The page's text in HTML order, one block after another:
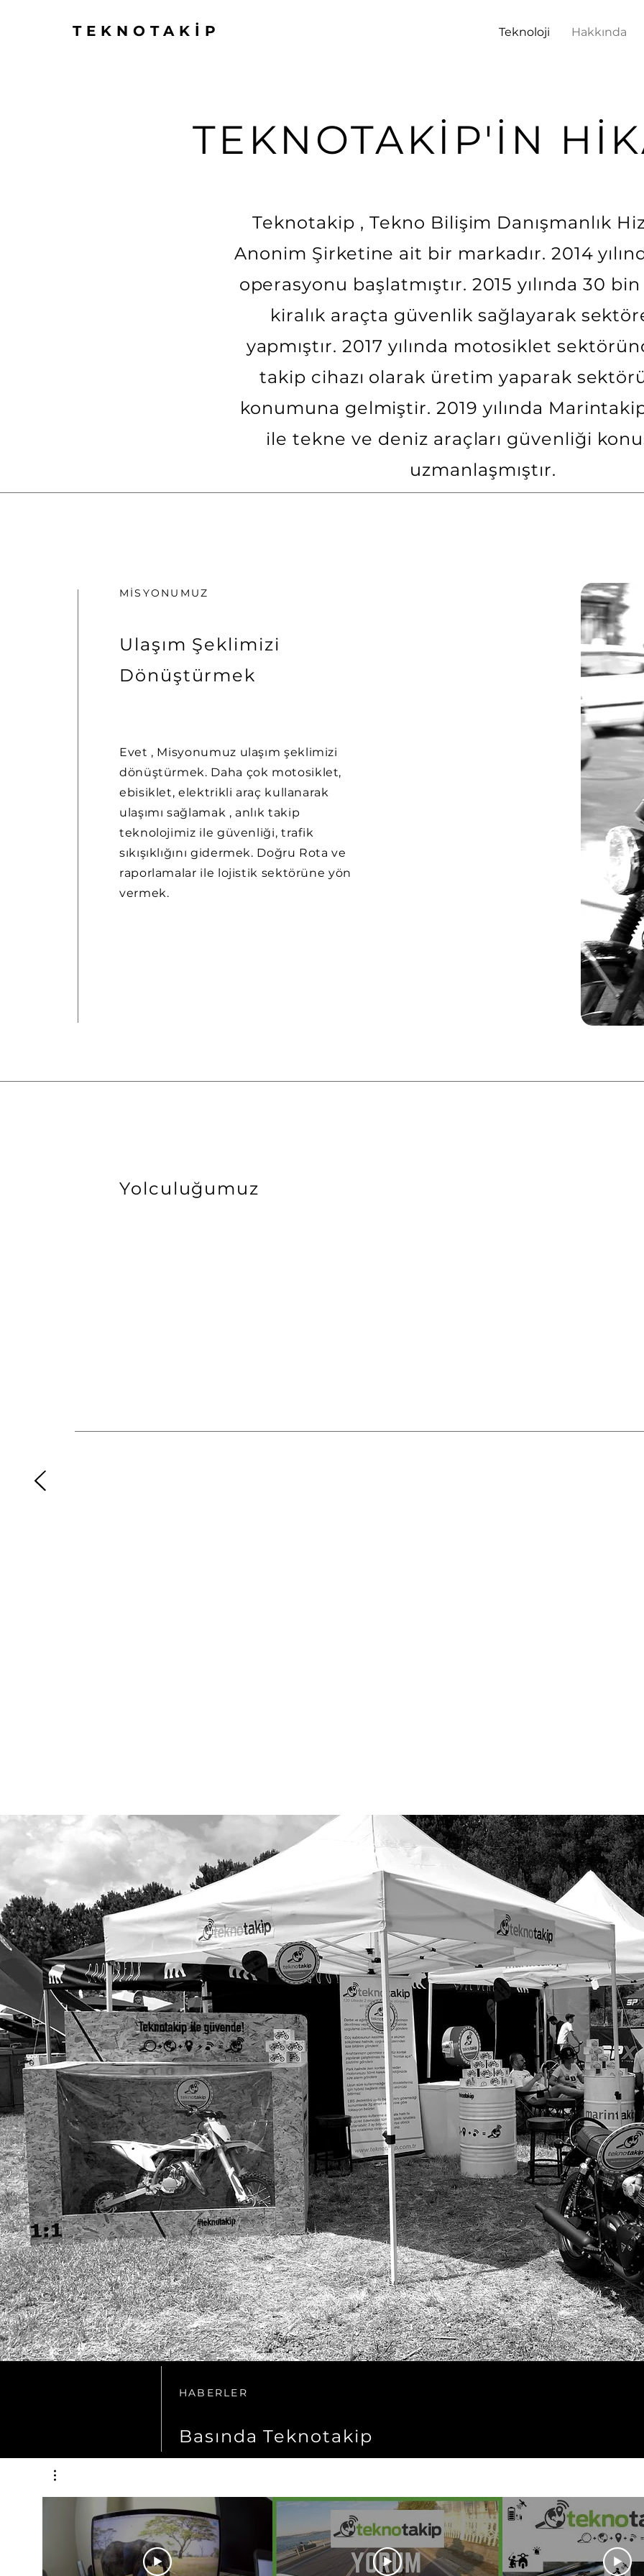
TEKNOTAKİP Teknoloji Hakkında
TEKNOTAKİP'İN
Teknotakip , Tekno Bilişim Danışmanlık
Anonim Şirketine ait bir markadır. 2014
operasyonu başlatmıştır. 2015 yılında 30
kiralık araçta güvenlik sağlayarak
yapmıştır. 2017 yılında motosiklet
takip cihazı olarak üretim yaparak
konumuna gelmiştir. 2019 yılında
ile tekne ve deniz araçları güvenliği
uzmanlaşmıştır.
MİSYONUMUZ
Ulaşım Şeklimizi
Dönüştürmek
Evet , Misyonumuz ulaşım şeklimizi
dönüştürmek. Daha çok motosiklet,
ebisiklet, elektrikli araç kullanarak
ulaşımı sağlamak , anlık takip
teknolojimiz ile güvenliği, trafik
sıkışıklığını gidermek. Doğru Rota ve
raporlamalar ile lojistik sektörüne yön
vermek.
Yolculuğumuz
HABERLER
Basında Teknotakip